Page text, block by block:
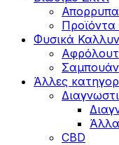
Φυσικά
Άλλες
CBD